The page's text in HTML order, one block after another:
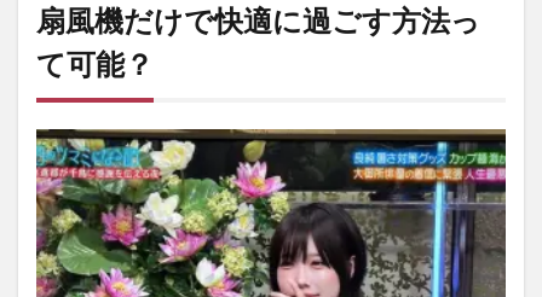
扇風機だけで快適に過ごす方法っ
て可能？